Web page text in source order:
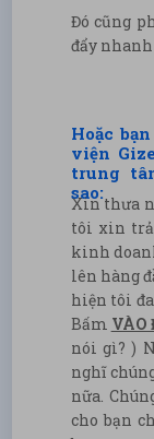
Đó cũng
đẩy
Xin thưa
tôi xin trả
kinh
lên hàng
hiện tôi
Bấm VÀO
nói gì? )
nghĩ
nữa.
cho bạn
Hoặc
viện
trung
sao: